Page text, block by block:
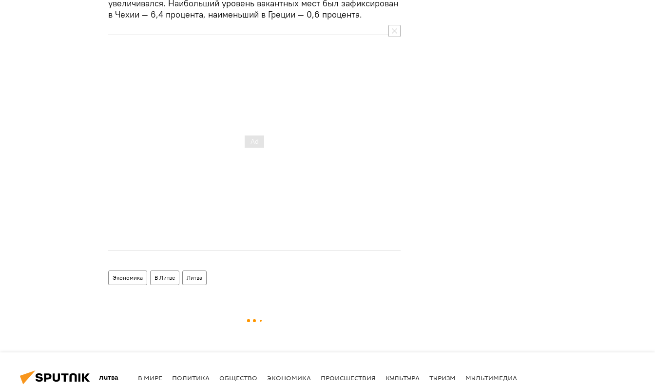
увеличивался. Наибольший уровень вакантных мест был зафиксирован
в Чехии — 6,4 процента, наименьший в Греции — 0,6 процента.
Экономика В Литве Литва
Литва В МИРЕ ПОЛИТИКА ОБЩЕСТВО ЭКОНОМИКА ПРОИСШЕСТВИЯ КУЛЬТУРА ТУРИЗМ МУЛЬТИМЕДИА